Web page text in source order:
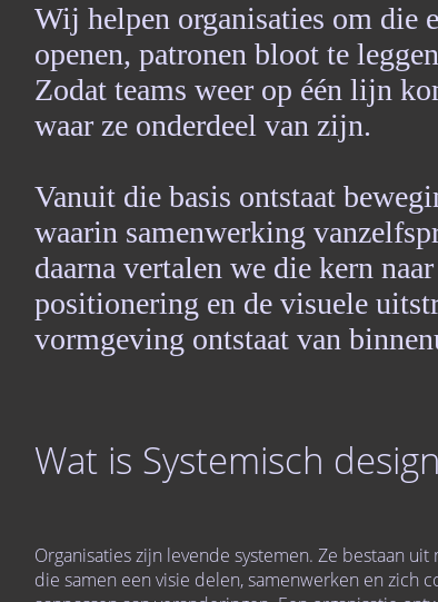
Wij helpen organisaties om die
openen, patronen bloot te
Zodat teams weer op één lijn
waar ze onderdeel van zijn.
Vanuit die basis ontstaat
waarin samenwerking
daarna vertalen we die kern
positionering en de visuele
vormgeving ontstaat van
Wat is Systemisch design
Organisaties zijn levende systemen. Ze bestaan uit
die samen een visie delen, samenwerken en zich